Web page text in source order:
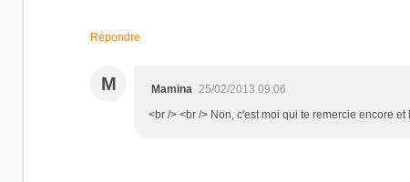
Répondre
M Mamina 25/02/2013 09:06
<br /> <br /> Non, c'est moi qui te remercie encore